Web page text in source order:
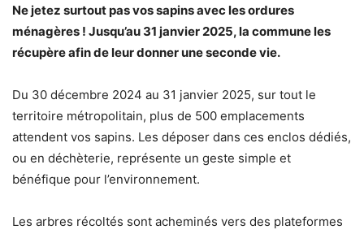
Ne jetez surtout pas vos sapins avec les ordures
ménagères ! Jusqu’au 31 janvier 2025, la commune les
récupère afin de leur donner une seconde vie.
Du 30 décembre 2024 au 31 janvier 2025, sur tout le
territoire métropolitain, plus de 500 emplacements
attendent vos sapins. Les déposer dans ces enclos dédiés,
ou en déchèterie, représente un geste simple et
bénéfique pour l’environnement.
Les arbres récoltés sont acheminés vers des plateformes